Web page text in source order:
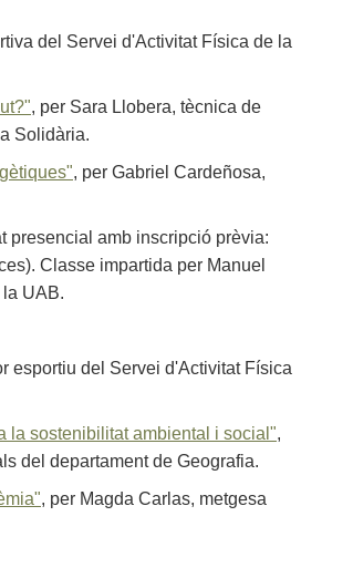
del Servei d'Activitat Física de la
, per Sara Llobera, tècnica de
Solidària.
, per Gabriel Cardeñosa,
presencial amb inscripció prèvia:
Classe impartida per Manuel
UAB.
esportiu del Servei d'Activitat Física
la sostenibilitat ambiental i social",
del departament de Geografia.
, per Magda Carlas, metgesa